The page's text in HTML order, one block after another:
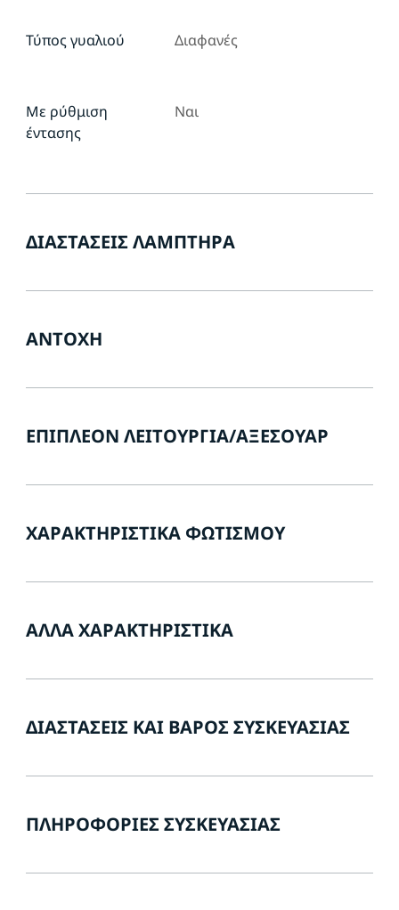
Τύπος γυαλιού Διαφανές
Με ρύθμιση
έντασης
Ναι
ΔΙΑΣΤΆΣΕΙΣ ΛΑΜΠΤΉΡΑ
ΑΝΤΟΧΉ
ΕΠΙΠΛΈΟΝ ΛΕΙΤΟΥΡΓΊΑ/ΑΞΕΣΟΥΆΡ
ΧΑΡΑΚΤΗΡΙΣΤΙΚΆ ΦΩΤΙΣΜΟΎ
ΆΛΛΑ ΧΑΡΑΚΤΗΡΙΣΤΙΚΆ
ΔΙΑΣΤΆΣΕΙΣ ΚΑΙ ΒΆΡΟΣ ΣΥΣΚΕΥΑΣΊΑΣ
ΠΛΗΡΟΦΟΡΊΕΣ ΣΥΣΚΕΥΑΣΊΑΣ